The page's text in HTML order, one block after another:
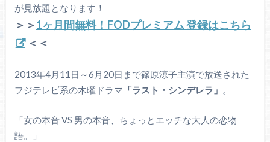
が見放題となります！
＞＞ 1ヶ月間無料！FODプレミアム 登録はこちら
＜＜
2013年4月11日～6月20日まで篠原涼子主演で放送された
フジテレビ系の木曜ドラマ 「ラスト・シンデレラ」 。
「女の本音 VS 男の本音、ちょっとエッチな大人の恋物
語。」